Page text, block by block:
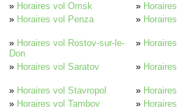
» Horaires vol Omsk »
» Horaires vol Penza »
» Horaires vol Rostov-sur-le-
Don
»
» Horaires vol Saratov »
» Horaires vol Stavropol »
» Horaires vol Tambov »